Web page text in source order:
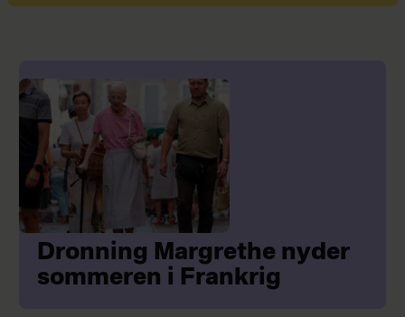
Dronning Margrethe nyder
sommeren i Frankrig